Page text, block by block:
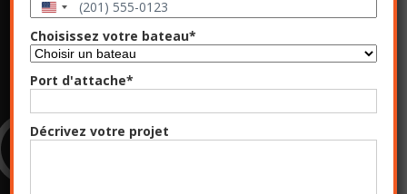
États-
Unis
+1
Choisissez votre bateau*
Port d'attache*
Décrivez votre projet